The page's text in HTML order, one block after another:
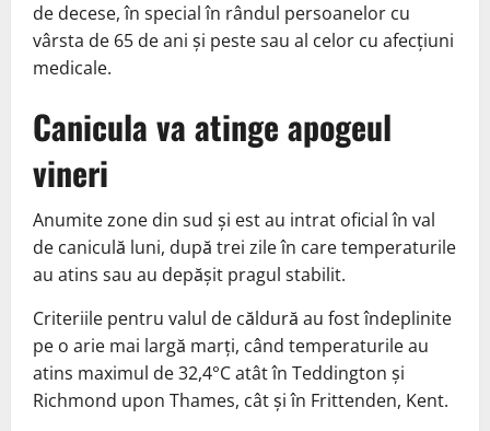
de decese, în special în rândul persoanelor cu
vârsta de 65 de ani şi peste sau al celor cu afecţiuni
medicale.
Canicula va atinge apogeul
vineri
Anumite zone din sud şi est au intrat oficial în val
de caniculă luni, după trei zile în care temperaturile
au atins sau au depăşit pragul stabilit.
Criteriile pentru valul de căldură au fost îndeplinite
pe o arie mai largă marţi, când temperaturile au
atins maximul de 32,4°C atât în Teddington şi
Richmond upon Thames, cât şi în Frittenden, Kent.